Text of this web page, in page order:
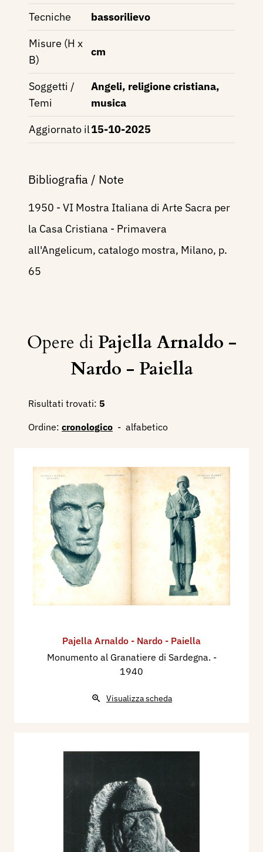
Tecniche
bassorilievo
Misure (H x
B)
cm
Soggetti /
Temi
Angeli, religione cristiana,
musica
Aggiornato il15-10-2025
Bibliografia / Note
1950 - VI Mostra Italiana di Arte Sacra per
la Casa Cristiana - Primavera
all'Angelicum, catalogo mostra, Milano, p.
65
Opere diPajella Arnaldo -
Nardo - Paiella
Risultati trovati: 5
Ordine: cronologico - alfabetico
Pajella Arnaldo - Nardo - Paiella
Monumento al Granatiere di Sardegna. -
1940
Visualizza scheda